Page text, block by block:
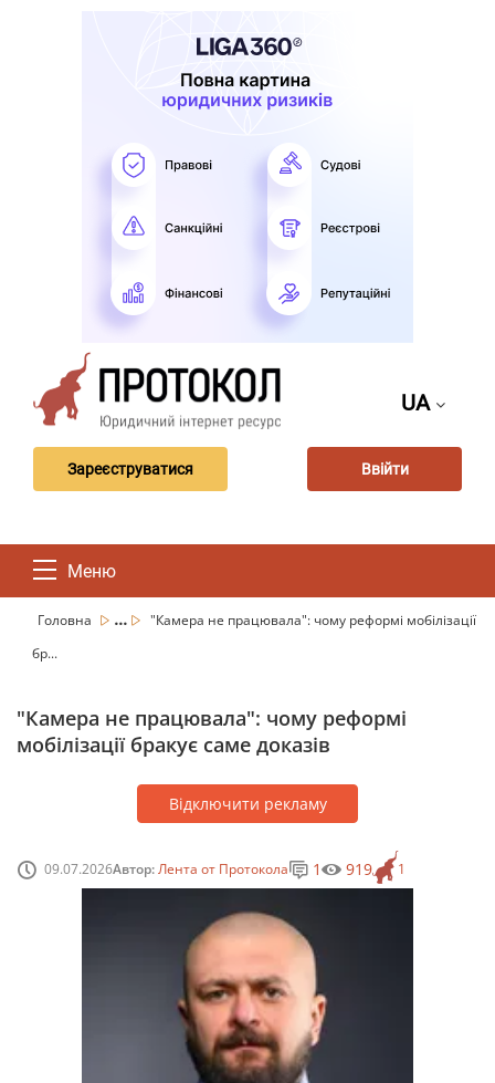
UA
Зареєструватися Ввійти
Меню
Головна ...
"Камера не працювала": чому реформі мобілізації
бр...
"Камера не працювала": чому реформі
мобілізації бракує саме доказів
Відключити рекламу
09.07.2026Автор:Лента от Протокола 1
1 919